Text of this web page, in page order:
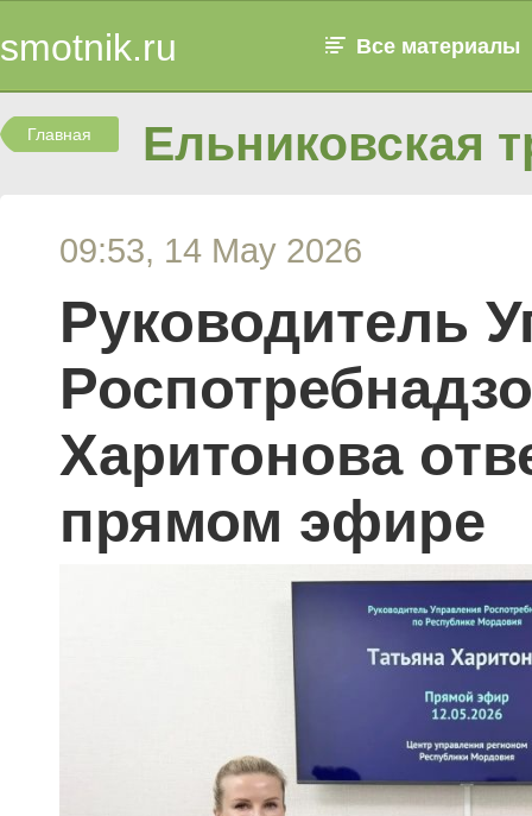
smotnik.ru Все материалы
Главная Ельниковская
09:53, 14 May 2026
Руководитель
Харитонова
прямом эфире